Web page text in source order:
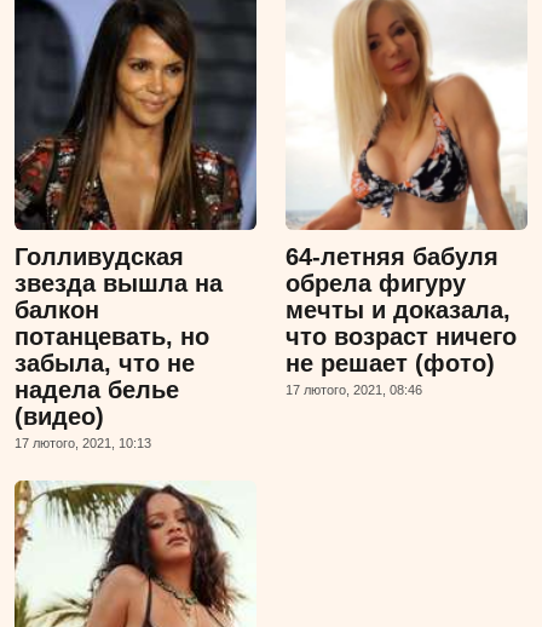
Голливудская
звезда вышла на
балкон
потанцевать, но
забыла, что не
надела белье
(видео)
17 лютого, 2021, 10:13
64-летняя бабуля
обрела фигуру
мечты и доказала,
что возраст ничего
не решает (фото)
17 лютого, 2021, 08:46